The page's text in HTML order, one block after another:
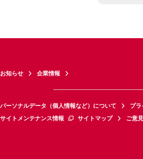
お知らせ 企業情報
パーソナルデータ（個人情報など）について プ
サイトメンテナンス情報
サイトマップ ご意